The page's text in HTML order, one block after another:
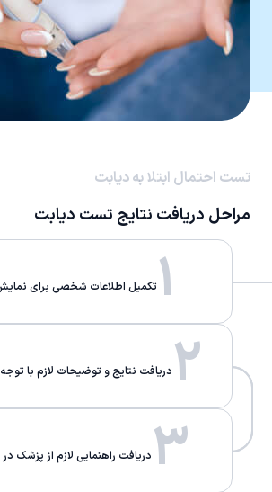
تست احتمال ابتلا به دیابت
مراحل دریافت نتایج تست دیابت
1 تکمیل اطلاعات شخصی برای
2 دریافت نتایج و توضیحات لازم با
3 دریافت راهنمایی لازم از پزشک